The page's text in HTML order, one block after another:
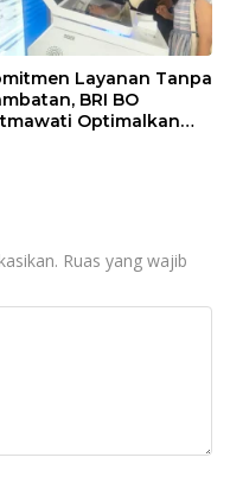
Layanan Tanpa
BRI BO
Optimalkan
Ruas yang wajib